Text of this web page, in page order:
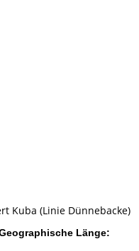
Kuba (Linie Dünnebacke)
Länge: